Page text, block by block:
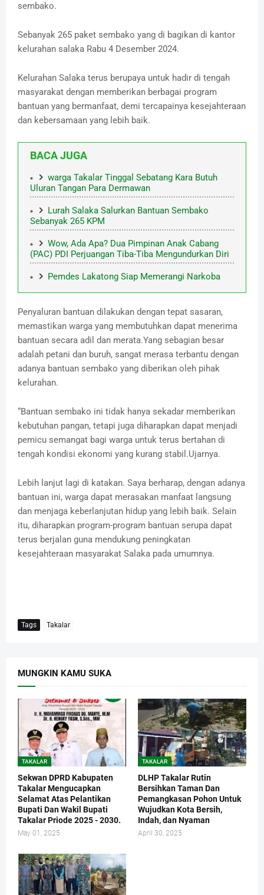
sembako.
Sebanyak 265 paket sembako yang di bagikan di kantor
kelurahan salaka Rabu 4 Desember 2024.
Kelurahan Salaka terus berupaya untuk hadir di tengah
masyarakat dengan memberikan berbagai program
bantuan yang bermanfaat, demi tercapainya kesejahteraan
dan kebersamaan yang lebih baik.
BACA JUGA
warga Takalar Tinggal Sebatang Kara Butuh
Uluran Tangan Para Dermawan
Lurah Salaka Salurkan Bantuan Sembako
Sebanyak 265 KPM
Wow, Ada Apa? Dua Pimpinan Anak Cabang
(PAC) PDI Perjuangan Tiba-Tiba Mengundurkan Diri
Pemdes Lakatong Siap Memerangi Narkoba
Penyaluran bantuan dilakukan dengan tepat sasaran,
memastikan warga yang membutuhkan dapat menerima
bantuan secara adil dan merata.Yang sebagian besar
adalah petani dan buruh, sangat merasa terbantu dengan
adanya bantuan sembako yang diberikan oleh pihak
kelurahan.
“Bantuan sembako ini tidak hanya sekadar memberikan
kebutuhan pangan, tetapi juga diharapkan dapat menjadi
pemicu semangat bagi warga untuk terus bertahan di
tengah kondisi ekonomi yang kurang stabil.Ujarnya.
Lebih lanjut lagi di katakan. Saya berharap, dengan adanya
bantuan ini, warga dapat merasakan manfaat langsung
dan menjaga keberlanjutan hidup yang lebih baik. Selain
itu, diharapkan program-program bantuan serupa dapat
terus berjalan guna mendukung peningkatan
kesejahteraan masyarakat Salaka pada umumnya.
Tags Takalar
MUNGKIN KAMU SUKA
TAKALAR
Sekwan DPRD Kabupaten
Takalar Mengucapkan
Selamat Atas Pelantikan
Bupati Dan Wakil Bupati
Takalar Priode 2025 - 2030.
May 01, 2025
TAKALAR
DLHP Takalar Rutin
Bersihkan Taman Dan
Pemangkasan Pohon Untuk
Wujudkan Kota Bersih,
Indah, dan Nyaman
April 30, 2025